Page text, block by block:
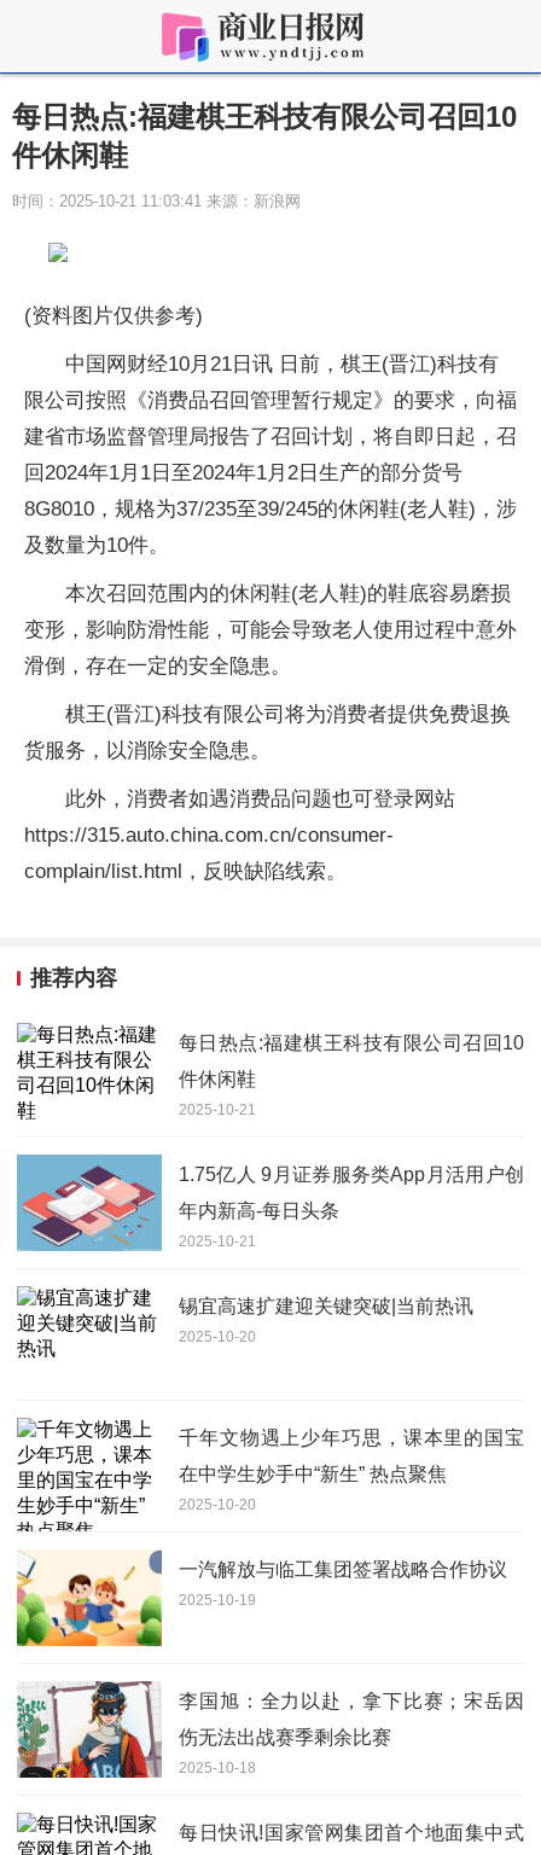
每日热点:福建棋王科技有限公司召回10
件休闲鞋
时间：2025-10-21 11:03:41 来源：新浪网
(资料图片仅供参考)
中国网财经10月21日讯 日前，棋王(晋江)科技有
限公司按照《消费品召回管理暂行规定》的要求，向福
建省市场监督管理局报告了召回计划，将自即日起，召
回2024年1月1日至2024年1月2日生产的部分货号
8G8010，规格为37/235至39/245的休闲鞋(老人鞋)，涉
及数量为10件。
本次召回范围内的休闲鞋(老人鞋)的鞋底容易磨损
变形，影响防滑性能，可能会导致老人使用过程中意外
滑倒，存在一定的安全隐患。
棋王(晋江)科技有限公司将为消费者提供免费退换
货服务，以消除安全隐患。
此外，消费者如遇消费品问题也可登录网站
https://315.auto.china.com.cn/consumer-
complain/list.html，反映缺陷线索。
推荐内容
每日热点:福建棋王科技有限公司召回10
件休闲鞋
2025-10-21
1.75亿人 9月证券服务类App月活用户创
年内新高-每日头条
2025-10-21
锡宜高速扩建迎关键突破|当前热讯
2025-10-20
千年文物遇上少年巧思，课本里的国宝
在中学生妙手中“新生” 热点聚焦
2025-10-20
一汽解放与临工集团签署战略合作协议
2025-10-19
李国旭：全力以赴，拿下比赛；宋岳因
伤无法出战赛季剩余比赛
2025-10-18
每日快讯!国家管网集团首个地面集中式